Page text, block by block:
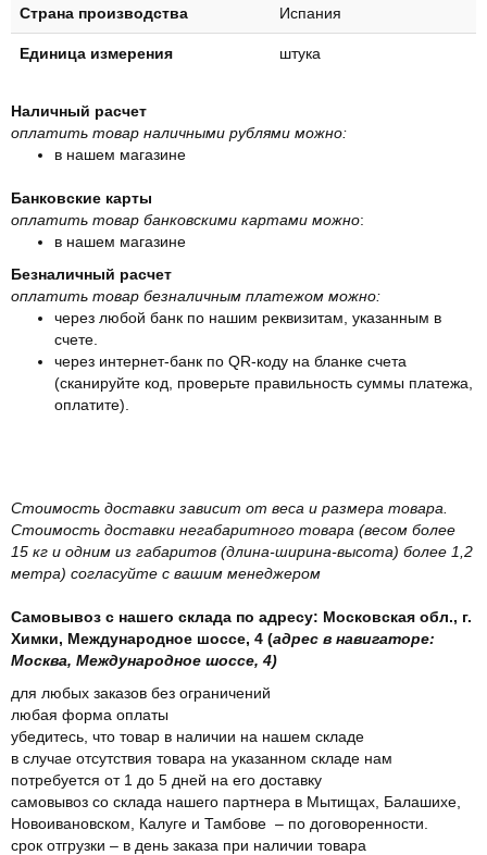
Страна производства Испания
Единица измерения штука
Наличный расчет
оплатить товар наличными рублями можно:
в нашем магазине
Банковские карты
оплатить товар банковскими картами можно:
в нашем магазине
Безналичный расчет
оплатить товар безналичным платежом можно:
через любой банк по нашим реквизитам, указанным в
счете.
через интернет-банк по QR-коду на бланке счета
(сканируйте код, проверьте правильность суммы платежа,
оплатите).
Стоимость доставки зависит от веса и размера товара.
Стоимость доставки негабаритного товара (весом более
15 кг и одним из габаритов (длина-ширина-высота) более 1,2
метра) согласуйте с вашим менеджером
Самовывоз с нашего склада по адресу: Московская обл., г.
Химки, Международное шоссе, 4 (адрес в навигаторе:
Москва, Международное шоссе, 4)
для любых заказов без ограничений
любая форма оплаты
убедитесь, что товар в наличии на нашем складе
в случае отсутствия товара на указанном складе нам
потребуется от 1 до 5 дней на его доставку
самовывоз со склада нашего партнера в Мытищах, Балашихе,
Новоивановском, Калуге и Тамбове – по договоренности.
срок отгрузки – в день заказа при наличии товара